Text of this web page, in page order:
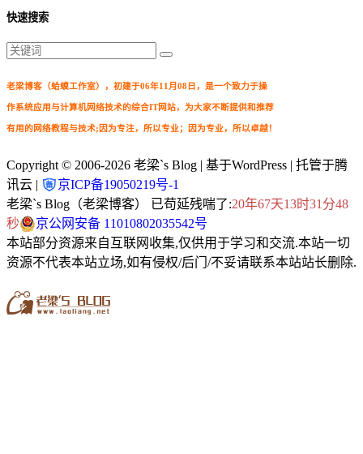
快速搜索
老梁博客（蛤蟆工作室），初建于06年11月08日，是一个致力于操
作系统应用与计算机网络技术的综合IT网站，为大家不断提供和推荐
有用的网络教程与技术;因为专注，所以专业；因为专业，所以卓越！
Copyright © 2006-2026 老梁`s Blog | 基于WordPress | 托管于腾
讯云 |
京ICP备19050219号-1
老梁`s Blog（老梁博客） 已苟延残喘了:20年67天13时31分49
秒
京公网安备 11010802035542号
本站部分资源来自互联网收集,仅供用于学习和交流.本站一切
资源不代表本站立场,如有侵权/后门/不妥请联系本站站长删除.